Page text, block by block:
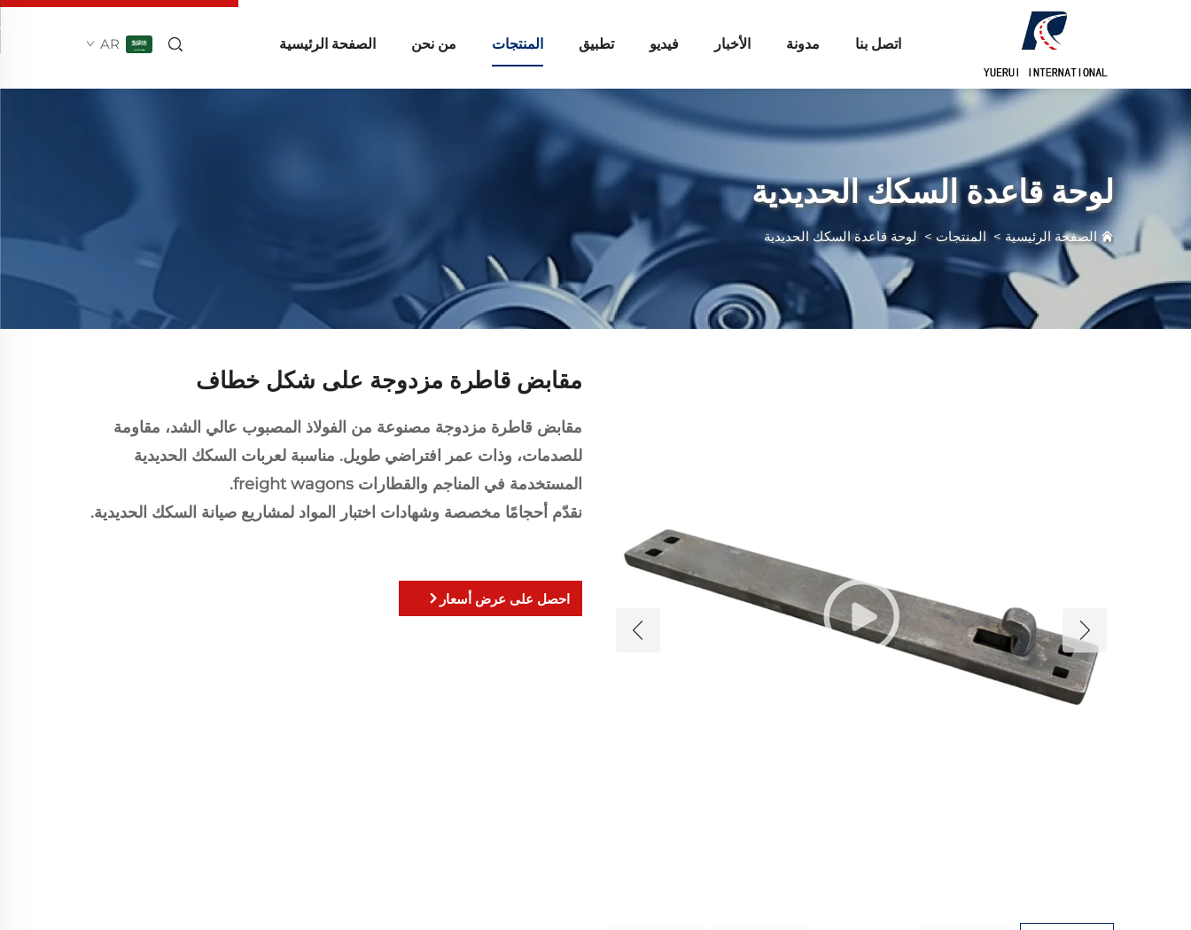
الصفحة الرئيسية من نحن المنتجات تطبيق فيديو الأخبار مدونة اتصل بنا AR
لوحة قاعدة السكك الحديدية
الصفحة الرئيسية > المنتجات > لوحة قاعدة السكك الحديدية
مقابض قاطرة مزدوجة على شكل خطاف
مقابض قاطرة مزدوجة مصنوعة من الفولاذ المصبوب عالي الشد، مقاومة
للصدمات، وذات عمر افتراضي طويل. مناسبة لعربات السكك الحديدية
المستخدمة في المناجم والقطارات freight wagons.
نقدّم أحجامًا مخصصة وشهادات اختبار المواد لمشاريع صيانة السكك الحديدية.
احصل على عرض أسعار